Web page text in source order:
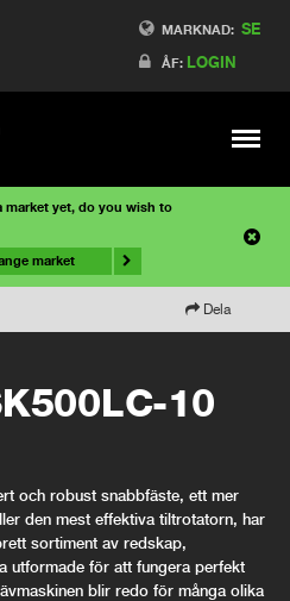
MARKNAD: SE
ÅF: LOGIN
Meny
market yet, do you wish to
market
Dela
10
och robust snabbfäste, ett mer
den mest effektiva tiltrotatorn, har
sortiment av redskap,
utformade för att fungera perfekt
blir redo för många olika